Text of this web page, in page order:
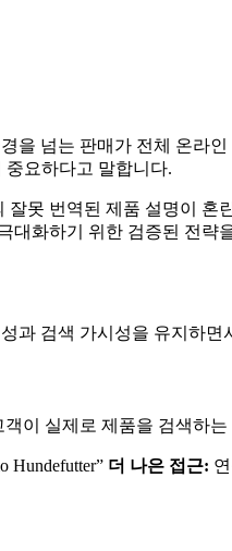
을 넘는 판매가 전체 온라
중요하다고 말합니다.
못 번역된 제품 설명이
대화하기 위한 검증된 전략
과 검색 가시성을 유지하
이 실제로 제품을 검색하
Hundefutter” 더 나은 접근: